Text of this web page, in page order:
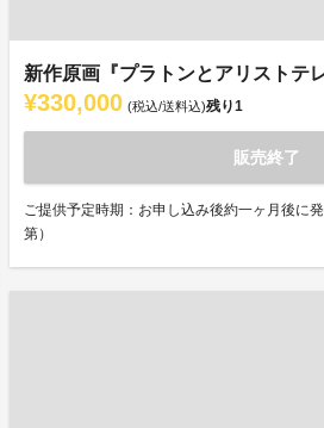
新作原画『プラトンとアリストテ
¥330,000 (税込/送料込)残り1
販売終了
ご提供予定時期：お申し込み後約一ヶ月後に
第）